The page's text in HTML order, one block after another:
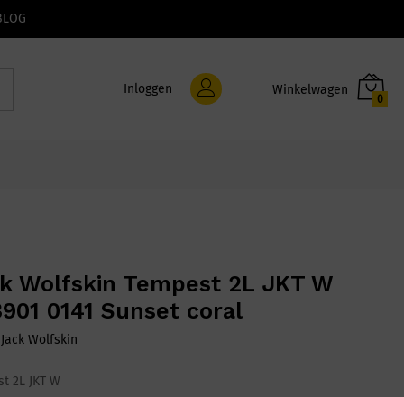
Inloggen
0
Wolfskin Tempest 2L JKT W
0141 Sunset coral
Jack Wolfskin
2L JKT W